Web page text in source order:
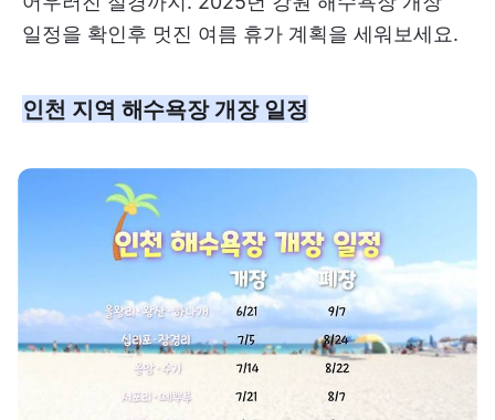
일정을 확인후 멋진 여름 휴가 계획을 세워보세요.
인천 지역 해수욕장 개장 일정